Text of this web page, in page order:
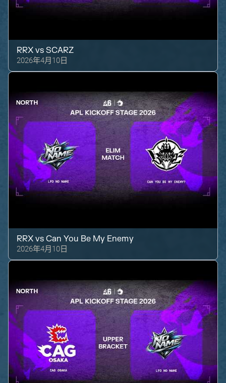
RRX vsSCARZ
2026年4月10日
RRX vsCan You Be My Enemy
2026年4月10日